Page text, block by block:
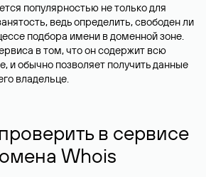
популярностью не только для
ведь определить, свободен ли
подбора имени в доменной зоне.
в том, что он содержит всю
и обычно позволяет получить данные
владельце.
в сервисе
Whois